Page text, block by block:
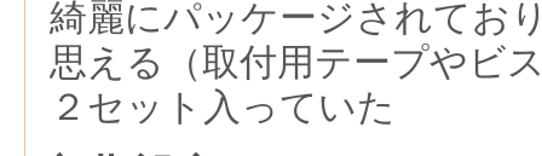
綺麗にパッケージされてお
思える（取付用テープやビ
２セット入っていた